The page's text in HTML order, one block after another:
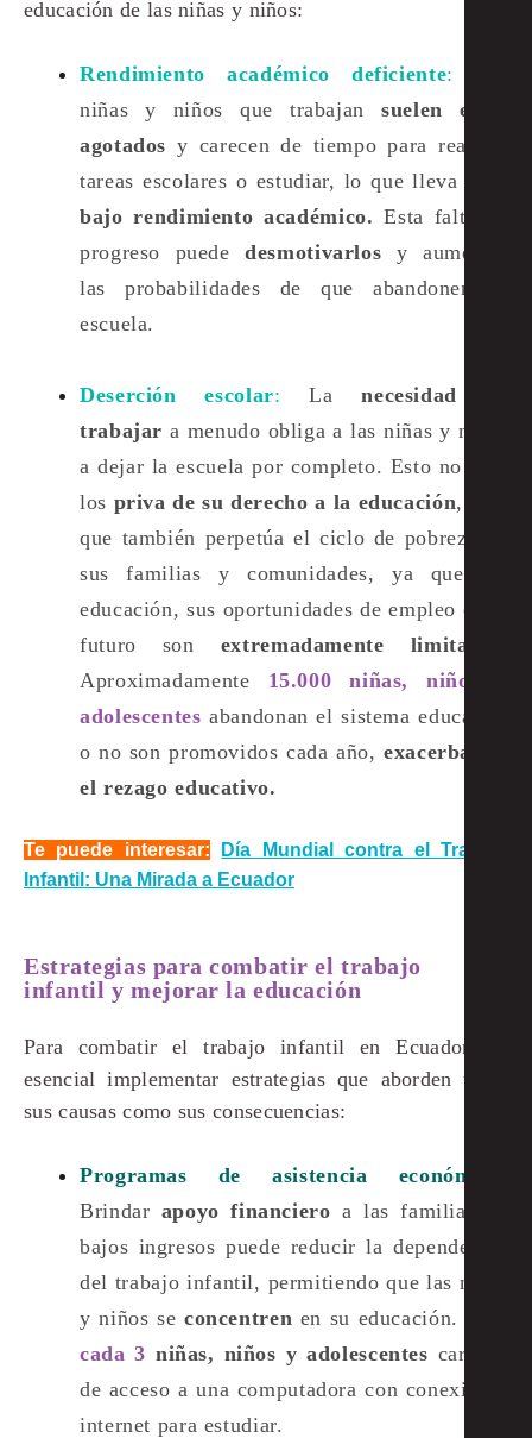
educación de las niñas y niños:
Rendimiento académico deficiente:
niñas y niños que trabajansuelen estar
agotados y carecen de tiempo para realizar
tareas escolares o estudiar, lo que lleva a un
bajo rendimiento académico. Esta falta de
progreso puededesmotivarlos y aumentar
las probabilidades de que abandonen la
escuela​.
Deserción escolar: Lanecesidad de
trabajar a menudo obliga a las niñas y niños
a dejar la escuela por completo. Esto no solo
los priva de su derecho a la educación, sino
que también perpetúa el ciclo de pobreza en
sus familias y comunidades, ya que sin
educación, sus oportunidades de empleo en el
futuro son extremadamente limitadas​.
Aproximadamente
15.000 niñas, niños y
adolescentes abandonan el sistema educativo
o no son promovidos cada año, exacerbando
el rezago educativo.
Te puede interesar:
Día Mundial contra el Trabajo
Infantil: Una Mirada a Ecuador
Estrategias para combatir el trabajo
infantil y mejorar la educación
Para combatir el trabajo infantil en Ecuador, es
esencial implementar estrategias que aborden tanto
sus causas como sus consecuencias:
Programas de asistencia económica
Brindar apoyo financiero a las familias de
bajos ingresos puede reducir la dependencia
del trabajo infantil, permitiendo que las niñas
y niños se concentren en su educación​.
cada 3 niñas, niños y adolescentes carecen
de acceso a una computadora con conexión a
internet para estudiar.